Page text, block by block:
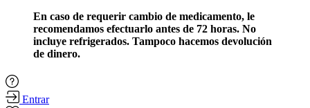
En caso de requerir cambio de medicamento, le
recomendamos efectuarlo antes de 72 horas. No
incluye refrigerados. Tampoco hacemos devolución
de dinero.
Entrar